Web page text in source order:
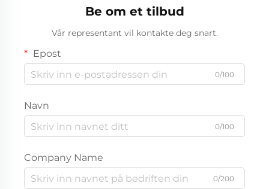
Be om et tilbud
Vår representant vil kontakte deg snart.
Epost
0/100
Navn
0/100
Company Name
0/200